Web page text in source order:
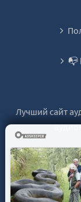
📭
Лучший сайт
© 2021 -